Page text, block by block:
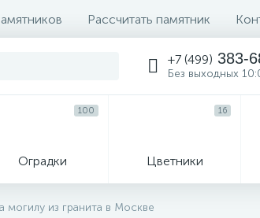
Рассчитать памятник
+7 (499) 383-
Без выходных
Оградки
100
Цветники
16
могилу из гранита в Москве